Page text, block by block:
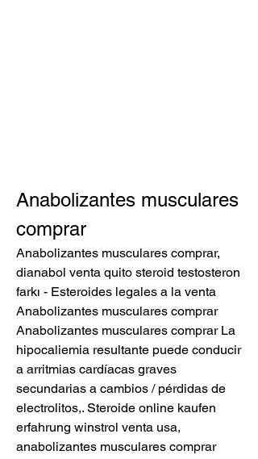
Anabolizantes musculares
comprar
Anabolizantes musculares comprar,
dianabol venta quito steroid testosteron
farkı - Esteroides legales a la venta
Anabolizantes musculares comprar
Anabolizantes musculares comprar La
hipocaliemia resultante puede conducir
a arritmias cardíacas graves
secundarias a cambios / pérdidas de
electrolitos,. Steroide online kaufen
erfahrung winstrol venta usa,
anabolizantes musculares comprar